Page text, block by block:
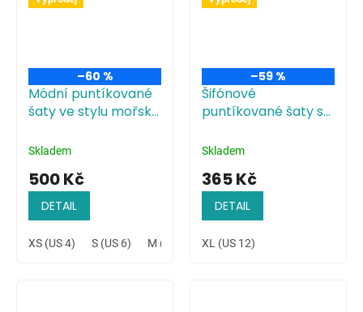
–60 %
Módní puntíkované
šaty ve stylu mořské
Skladem
500 Kč
DETAIL
XS (US 4) S (US 6) M (US 8) XL (US 12)
–59 %
Šifónové
puntíkované šaty s
Skladem
365 Kč
DETAIL
XL (US 12)